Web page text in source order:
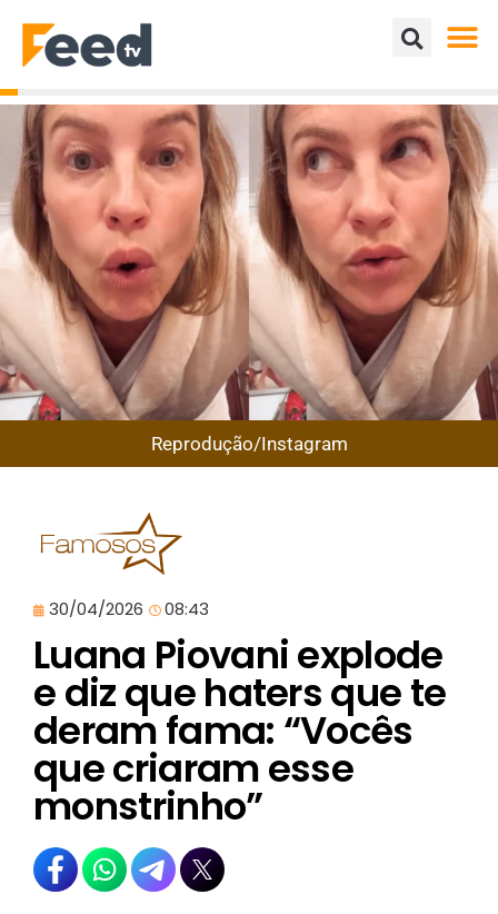
Reprodução/Instagram
30/04/2026 08:43
Luana Piovani explode
e diz que haters que te
deram fama: “Vocês
que criaram esse
monstrinho”